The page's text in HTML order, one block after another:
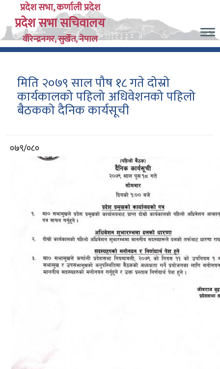
main
content
प्रदेश सभा, कर्णाली प्रदेश
प्रदेश सभा सचिवालय
वीरेन्द्रनगर, सुर्खेत, नेपाल
मिति २०७९ साल पौष १८ गते दोस्रो
कार्यकालको पहिलो अधिवेशनको पहिलो
बैठकको दैनिक कार्यसूची
आर्थिक
०७९/०८०